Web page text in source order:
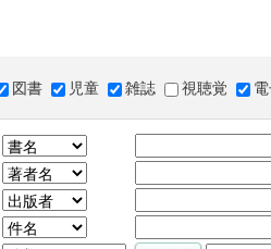
図書 児童 雑誌 視聴覚